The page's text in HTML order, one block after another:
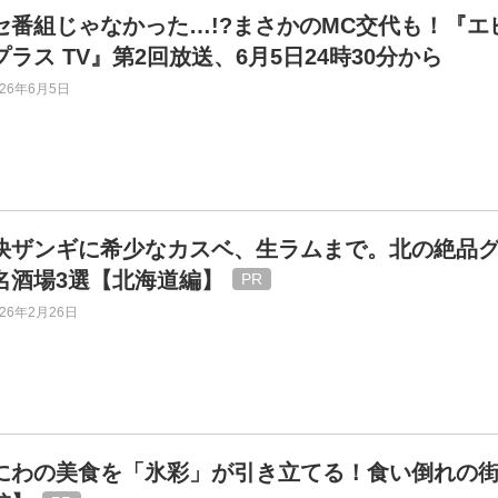
番組じゃなかった…!?まさかのMC交代も！『エ
ラス TV』第2回放送、6月5日24時30分から
年6月5日
ザンギに希少なカスベ、生ラムまで。北の絶品
酒場3選【北海道編】
年2月26日
わの美食を「氷彩」が引き立てる！食い倒れの